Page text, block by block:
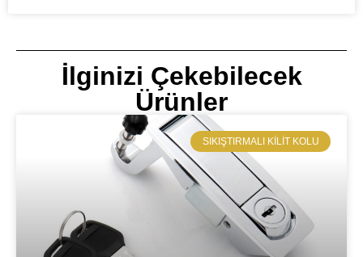
İlginizi Çekebilecek
Ürünler
SIKIŞTIRMALI KILIT KOLU​